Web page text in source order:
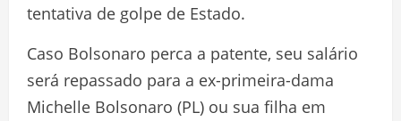
tentativa de golpe de Estado.
Caso Bolsonaro perca a patente, seu salário
será repassado para a ex-primeira-dama
Michelle Bolsonaro (PL) ou sua filha em